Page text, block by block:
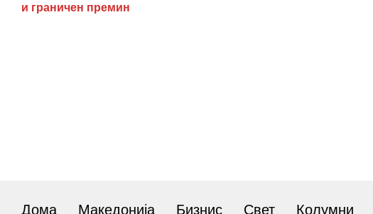
и граничен премин
Дома Македонија Бизнис Свет Колумни